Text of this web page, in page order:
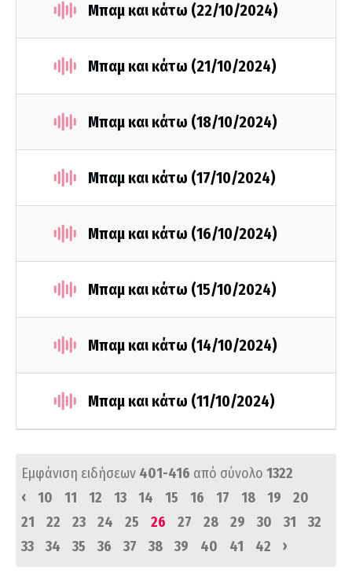
Μπαμ και κάτω (22/10/2024)
Μπαμ και κάτω (21/10/2024)
Μπαμ και κάτω (18/10/2024)
Μπαμ και κάτω (17/10/2024)
Μπαμ και κάτω (16/10/2024)
Μπαμ και κάτω (15/10/2024)
Μπαμ και κάτω (14/10/2024)
Μπαμ και κάτω (11/10/2024)
Εμφάνιση ειδήσεων 401-416 από σύνολο 1322
‹
10 11 12 13 14 15 16 17 18 19
20
21
22 23 24 25 26 27 28 29 30 31
32
33
34 35 36 37 38 39 40 41 42 ›